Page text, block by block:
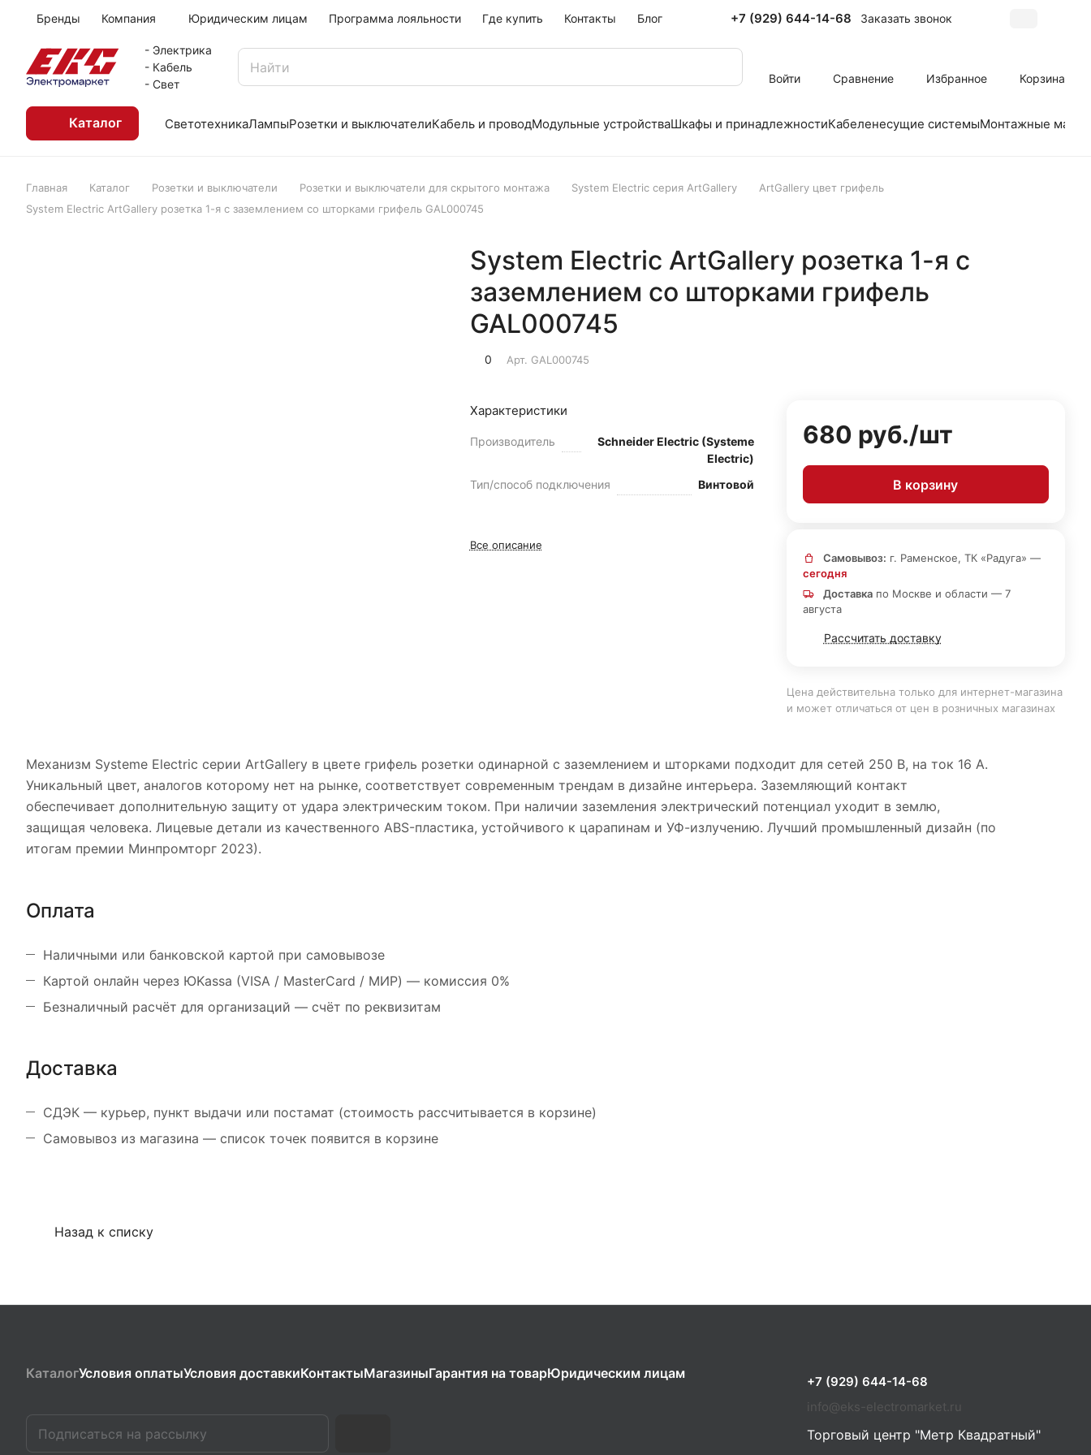
Бренды Компания Юридическим лицам Программа лояльности Где купить Контакты Блог +7 (929) 644-14-68 Заказать звонок
- Электрика
- Кабель
- Свет
Войти Сравнение Избранное Корзина
Каталог СветотехникаЛампыРозетки и выключателиКабель и проводМодульные устройстваШкафы и принадлежностиКабеленесущие системыМонтажные
Главная Каталог Розетки и выключатели Розетки и выключатели для скрытого монтажа System Electric серия ArtGallery
ArtGallery цвет грифель
System Electric ArtGallery розетка 1-я с заземлением со шторками грифель GAL000745
System Electric ArtGallery розетка 1-я с
заземлением со шторками грифель
GAL000745
0 Арт. GAL000745
Характеристики
Производитель
Schneider Electric (Systeme
Electric)
Тип/способ подключения
Винтовой
Все описание
680 руб./шт
В корзину
Самовывоз: г. Раменское, ТК «Радуга» —
сегодня
Доставкапо Москве и области — 7
августа
Рассчитать доставку
Цена действительна только для интернет-магазина
и может отличаться от цен в розничных магазинах
Механизм Systeme Electric серии ArtGallery в цвете грифель розетки одинарной с заземлением и шторками подходит для сетей 250 В, на ток 16 А.
Уникальный цвет, аналогов которому нет на рынке, соответствует современным трендам в дизайне интерьера. Заземляющий контакт
обеспечивает дополнительную защиту от удара электрическим током. При наличии заземления электрический потенциал уходит в землю,
защищая человека. Лицевые детали из качественного ABS-пластика, устойчивого к царапинам и УФ-излучению. Лучший промышленный дизайн (по
итогам премии Минпромторг 2023).
Оплата
Наличными или банковской картой при самовывозе
Картой онлайн через ЮKassa (VISA / MasterCard / МИР) — комиссия 0%
Безналичный расчёт для организаций — счёт по реквизитам
Доставка
СДЭК — курьер, пункт выдачи или постамат (стоимость рассчитывается в корзине)
Самовывоз из магазина — список точек появится в корзине
Назад к списку
КаталогУсловия оплатыУсловия доставкиКонтактыМагазиныГарантия на товарЮридическим лицам
+7 (929) 644-14-68
info@eks-electromarket.ru
Торговый центр "Метр Квадратный"